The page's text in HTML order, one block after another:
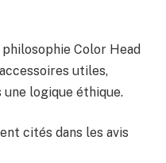
Color Head
utiles,
logique éthique.
cités dans les avis